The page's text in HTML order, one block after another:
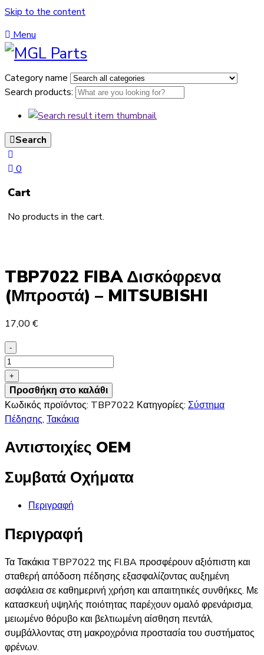
Skip to the content
Menu
Category name
Search products:
Search
0
Cart
No products in the cart.
TBP7022 FIBA Δισκόφρενα
(Μπροστά) – MITSUBISHI
17,00 €
-
TBP7022
FIBA
Δισκόφρενα
(Μπροστά)
-
ποσότητα
+
Προσθήκη στο καλάθι
Κωδικός προϊόντος: TBP7022 Κατηγορίες: Σύστημα
Πέδησης, Τακάκια
Αντιστοιχίες OEM
Συμβατά Οχήματα
Περιγραφή
Περιγραφή
Τα Τακάκια TBP7022 της FI.BA προσφέρουν αξιόπιστη και
σταθερή απόδοση πέδησης εξασφαλίζοντας αυξημένη
ασφάλεια σε καθημερινή χρήση και απαιτητικές συνθήκες. Με
κατασκευή υψηλής ποιότητας παρέχουν ομαλό φρενάρισμα,
μειωμένο θόρυβο και βελτιωμένη αίσθηση πεντάλ,
συμβάλλοντας στη μακροχρόνια προστασία του συστήματος
φρένων.